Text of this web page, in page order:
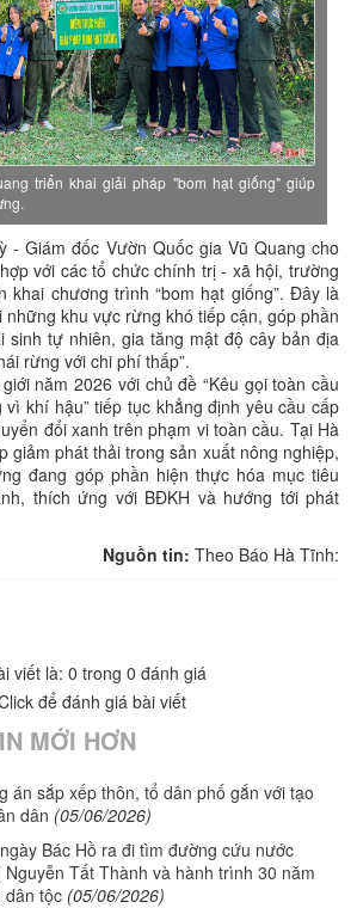
triển khai giải pháp "bom hạt giống" giúp
- Giám đốc Vườn Quốc gia Vũ Quang cho
với các tổ chức chính trị - xã hội, trường
khai chương trình “bom hạt giống”. Đây là
những khu vực rừng khó tiếp cận, góp phần
sinh tự nhiên, gia tăng mật độ cây bản địa
rừng với chi phí thấp”.
năm 2026 với chủ đề “Kêu gọi toàn cầu
khí hậu” tiếp tục khẳng định yêu cầu cấp
đổi xanh trên phạm vi toàn cầu. Tại Hà
giảm phát thải trong sản xuất nông nghiệp,
đang góp phần hiện thực hóa mục tiêu
thích ứng với BĐKH và hướng tới phát
Nguồn tin: Theo Báo Hà Tĩnh:
viết là: 0 trong 0 đánh giá
để đánh giá bài viết
MỚI HƠN
án sắp xếp thôn, tổ dân phố gắn với tạo
dân (05/06/2026)
Bác Hồ ra đi tìm đường cứu nước
Tất Thành và hành trình 30 năm
dân tộc (05/06/2026)